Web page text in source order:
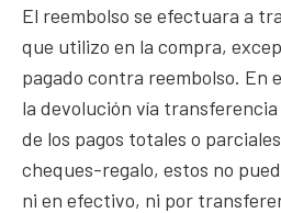
El reembolso se efectuara a
que utilizo en la compra,
pagado contra reembolso. En
la devolución vía
de los pagos totales o
cheques-regalo, estos no
ni en efectivo, ni por